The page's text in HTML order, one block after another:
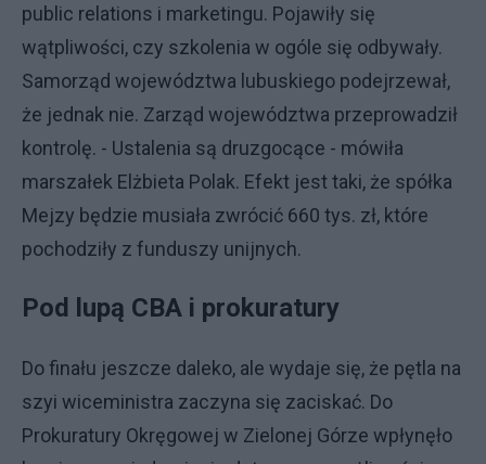
public relations i marketingu. Pojawiły się
wątpliwości, czy szkolenia w ogóle się odbywały.
Samorząd województwa lubuskiego podejrzewał,
że jednak nie. Zarząd województwa przeprowadził
kontrolę. - Ustalenia są druzgocące - mówiła
marszałek Elżbieta Polak. Efekt jest taki, że spółka
Mejzy będzie musiała zwrócić 660 tys. zł, które
pochodziły z funduszy unijnych.
Pod lupą CBA i prokuratury
Do finału jeszcze daleko, ale wydaje się, że pętla na
szyi wiceministra zaczyna się zaciskać. Do
Prokuratury Okręgowej w Zielonej Górze wpłynęło